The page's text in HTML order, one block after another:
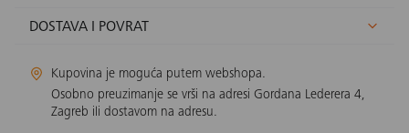
DOSTAVA I POVRAT
Kupovina je moguća putem webshopa.
Osobno preuzimanje se vrši na adresi Gordana Lederera 4,
Zagreb ili dostavom na adresu.